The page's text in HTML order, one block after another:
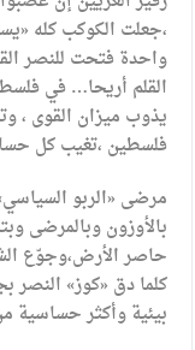
دعوة المكلفين
،جعلت الكوكب كله
واحدة فتحت للنصر
القلم أريحا… في
يذوب ميزان القوى
فلسطين ،تغيب كل
مرضى «الربو
بالأوزون وبالمرضى
حاصر الأرض،وجوّع
كلما دق «كوز» النصر
بيئية وأكثر حساسية